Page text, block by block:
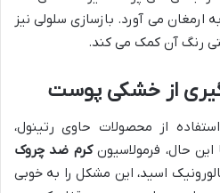
می آورد. بازسازی سلولی نیز
رنگ آن کمک می کند.
از خشکی پوست
از محصولات حاوی رتینول،
حال، فرمولاسیونکرم ضد چروک
اسید، این مشکل را به خوبی